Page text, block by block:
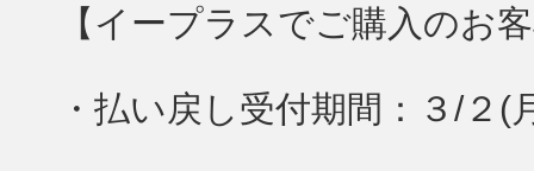
【イープラスでご購入のお
・払い戻し受付期間：３/２